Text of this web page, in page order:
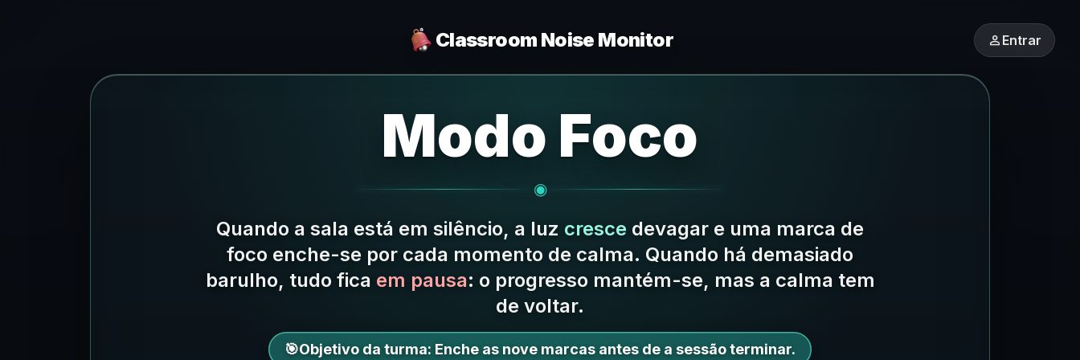
Classroom Noise Monitor person Entrar
Modo Foco
◉
Quando a sala está em silêncio, a luz cresce devagar e uma marca de
foco enche-se por cada momento de calma. Quando há demasiado
barulho, tudo fica em pausa: o progresso mantém-se, mas a calma tem
de voltar.
🎯Objetivo da turma: Enche as nove marcas antes de a sessão terminar.